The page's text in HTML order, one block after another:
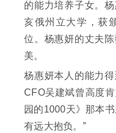
的能力培养子女。
亥俄州立大学，获
位。杨惠妍的丈夫
美。
杨惠妍本人的能力
CFO吴建斌曾高度
园的1000天》那本
有远大抱负。”